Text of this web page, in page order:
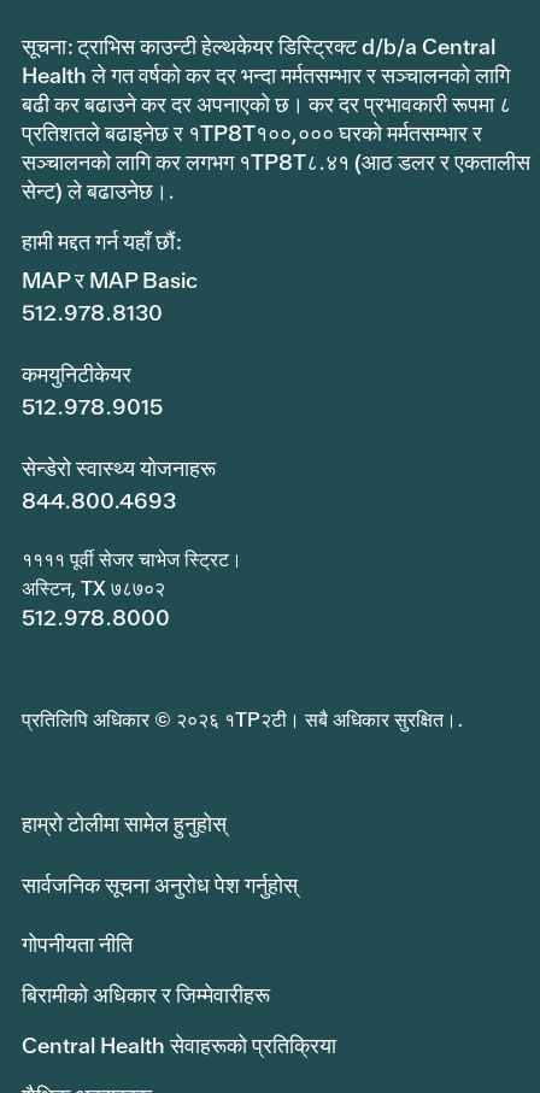
सूचना: ट्राभिस काउन्टी हेल्थकेयर डिस्ट्रिक्ट d/b/a Central
Health ले गत वर्षको कर दर भन्दा मर्मतसम्भार र सञ्चालनको लागि
बढी कर बढाउने कर दर अपनाएको छ। कर दर प्रभावकारी रूपमा ८
प्रतिशतले बढाइनेछ र १TP8T१००,००० घरको मर्मतसम्भार र
सञ्चालनको लागि कर लगभग १TP8T८.४१ (आठ डलर र एकतालीस
सेन्ट) ले बढाउनेछ।.
हामी मद्दत गर्न यहाँ छौं:
MAP र MAP Basic
512.978.8130
कमयुनिटीकेयर
512.978.9015
सेन्डेरो स्वास्थ्य योजनाहरू
844.800.4693
११११ पूर्वी सेजर चाभेज स्ट्रिट।
अस्टिन, TX ७८७०२
512.978.8000
प्रतिलिपि अधिकार © २०२६ १TP२टी। सबै अधिकार सुरक्षित।.
हाम्रो टोलीमा सामेल हुनुहोस्
सार्वजनिक सूचना अनुरोध पेश गर्नुहोस्
गोपनीयता नीति
बिरामीको अधिकार र जिम्मेवारीहरू
Central Health सेवाहरूको प्रतिक्रिया